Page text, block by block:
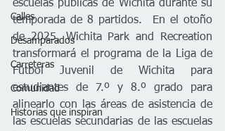
Calles
Desamparados
Carreteras
Comunidad
Historias que inspiran
escuelas públicas de Wichita durante su
temporada de 8 partidos.  En el otoño
de 2025, Wichita Park and Recreation
transformará el programa de la Liga de
Fútbol Juvenil de Wichita para
estudiantes de 7.º y 8.º grado para
alinearlo con las áreas de asistencia de
las escuelas secundarias de las escuelas